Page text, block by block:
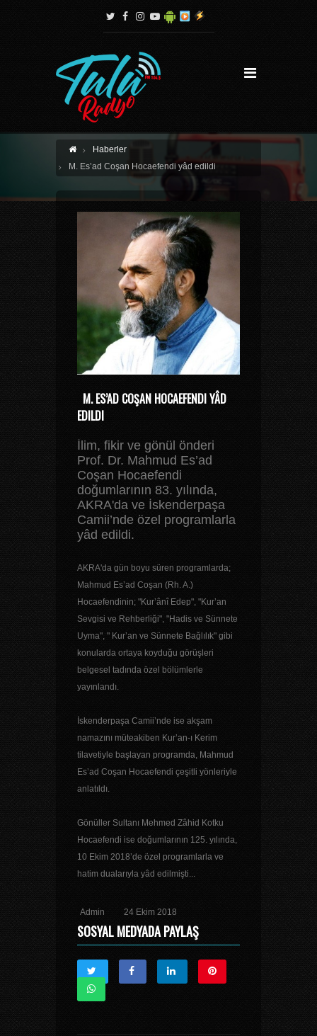
Haberler
M. Es’ad Coşan Hocaefendi yâd edildi
M. ES’AD COŞAN HOCAEFENDI YÂD
EDILDI
İlim, fikir ve gönül önderi
Prof. Dr. Mahmud Es’ad
Coşan Hocaefendi
doğumlarının 83. yılında,
AKRA'da ve İskenderpaşa
Camii’nde özel programlarla
yâd edildi.
AKRA'da gün boyu süren programlarda;
Mahmud Es’ad Coşan (Rh. A.)
Hocaefendinin; "Kur’ânî Edep", "Kur’an
Sevgisi ve Rehberliği", "Hadis ve Sünnete
Uyma", " Kur’an ve Sünnete Bağlılık" gibi
konularda ortaya koyduğu görüşleri
belgesel tadında özel bölümlerle
yayınlandı.
İskenderpaşa Camii’nde ise akşam
namazını müteakiben Kur’an-ı Kerim
tilavetiyle başlayan programda, Mahmud
Es’ad Coşan Hocaefendi çeşitli yönleriyle
anlatıldı.
Gönüller Sultanı Mehmed Zâhid Kotku
Hocaefendi ise doğumlarının 125. yılında,
10 Ekim 2018’de özel programlarla ve
hatim dualarıyla yâd edilmişti...
Admin 24 Ekim 2018
SOSYAL MEDYADA PAYLAŞ